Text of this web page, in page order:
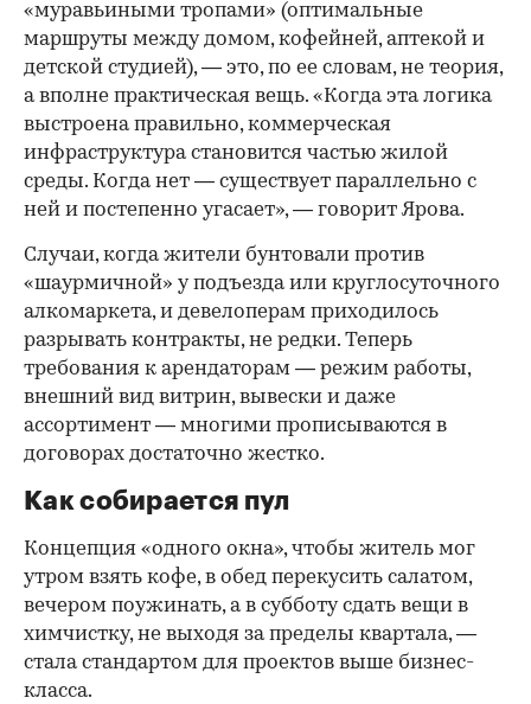
«муравьиными тропами» (оптимальные
маршруты между домом, кофейней, аптекой и
детской студией), — это, по ее словам, не теория,
а вполне практическая вещь. «Когда эта логика
выстроена правильно, коммерческая
инфраструктура становится частью жилой
среды. Когда нет — существует параллельно с
ней и постепенно угасает», — говорит Ярова.
Случаи, когда жители бунтовали против
«шаурмичной» у подъезда или круглосуточного
алкомаркета, и девелоперам приходилось
разрывать контракты, не редки. Теперь
требования к арендаторам — режим работы,
внешний вид витрин, вывески и даже
ассортимент — многими прописываются в
договорах достаточно жестко.
Как собирается пул
Концепция «одного окна», чтобы житель мог
утром взять кофе, в обед перекусить салатом,
вечером поужинать, а в субботу сдать вещи в
химчистку, не выходя за пределы квартала, —
стала стандартом для проектов выше бизнес-
класса.